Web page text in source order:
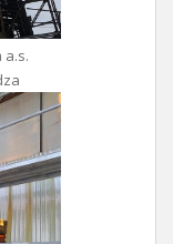
a.s.